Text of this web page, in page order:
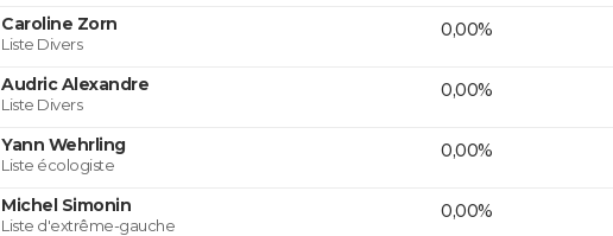
Caroline Zorn
Liste Divers
0,00%
Audric Alexandre
Liste Divers
0,00%
Yann Wehrling
Liste écologiste
0,00%
Michel Simonin
Liste d'extrême-gauche
0,00%